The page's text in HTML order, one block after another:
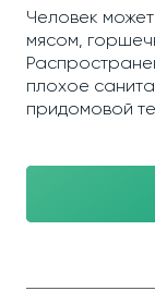
Человек
мясом,
плохое
придомовой